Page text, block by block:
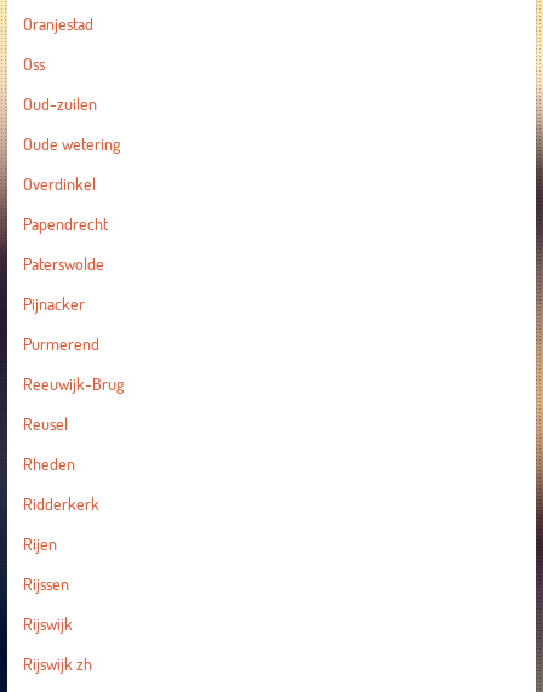
Oranjestad
Oss
Oud-zuilen
Oude wetering
Overdinkel
Papendrecht
Paterswolde
Pijnacker
Purmerend
Reeuwijk-Brug
Reusel
Rheden
Ridderkerk
Rijen
Rijssen
Rijswijk
Rijswijk zh